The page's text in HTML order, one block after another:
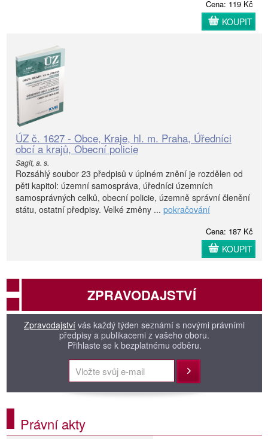
Cena: 119 Kč
KOUPIT
ÚZ č. 1627 - Obce, Kraje, hl. m. Praha, Úředníci
obcí a krajů, Obecní policie
Sagit, a. s.
Rozsáhlý soubor 23 předpisů v úplném znění je rozdělen od
pěti kapitol: územní samospráva, úředníci územních
samosprávných celků, obecní policie, územně správní členění
státu, ostatní předpisy. Velké změny ... pokračování
Cena: 187 Kč
KOUPIT
ZPRAVODAJSTVÍ
Zpravodajství vás každý týden seznámí s novými právními
předpisy a publikacemi z vašeho oboru.
Přihlaste se k bezplatnému odběru.
Přihlásit
Právní akty